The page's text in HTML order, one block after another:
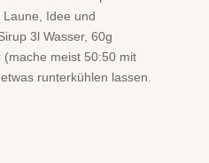
Idee und
3l Wasser, 60g
meist 50:50 mit
runterkühlen lassen.